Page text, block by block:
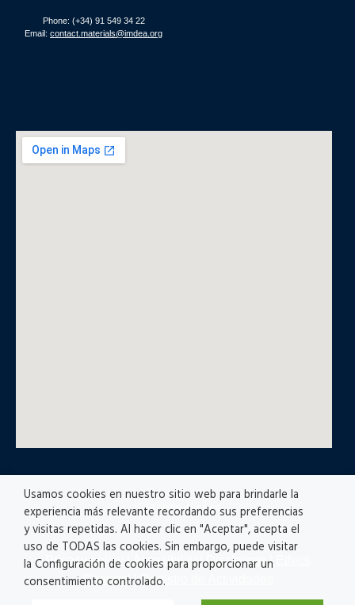
Phone: (+34) 91 549 34 22
Email: contact.materials@imdea.org
© All rights reserved
Privacy policy |Accesibility|Disclaimer |
Channel|Registro de Actividades
Usamos cookies en nuestro sitio web para brindarle la
experiencia más relevante recordando sus preferencias
y visitas repetidas. Al hacer clic en "Aceptar", acepta el
uso de TODAS las cookies. Sin embargo, puede visitar
la Configuración de cookies para proporcionar un
consentimiento controlado.